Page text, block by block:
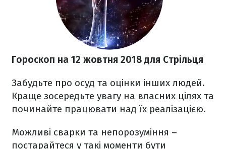
Гороскоп на 12 жовтня 2018 для Стрільця
Забудьте про осуд та оцінки інших людей.
Краще зосередьте увагу на власних цілях та
починайте працювати над їх реалізацією.
Можливі сварки та непорозуміння –
постарайтеся у такі моменти бути